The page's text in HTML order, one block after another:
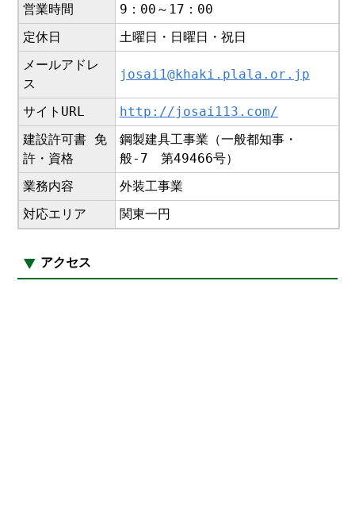
営業時間
9：00～17：00
定休日
土曜日・日曜日・祝日
メールアドレ
ス
josai1@khaki.plala.or.jp
サイトURL
http://josai113.com/
建設許可書 免
許・資格
鋼製建具工事業（一般都知事・
般-7 第49466号）
業務内容
外装工事業
対応エリア
関東一円
アクセス